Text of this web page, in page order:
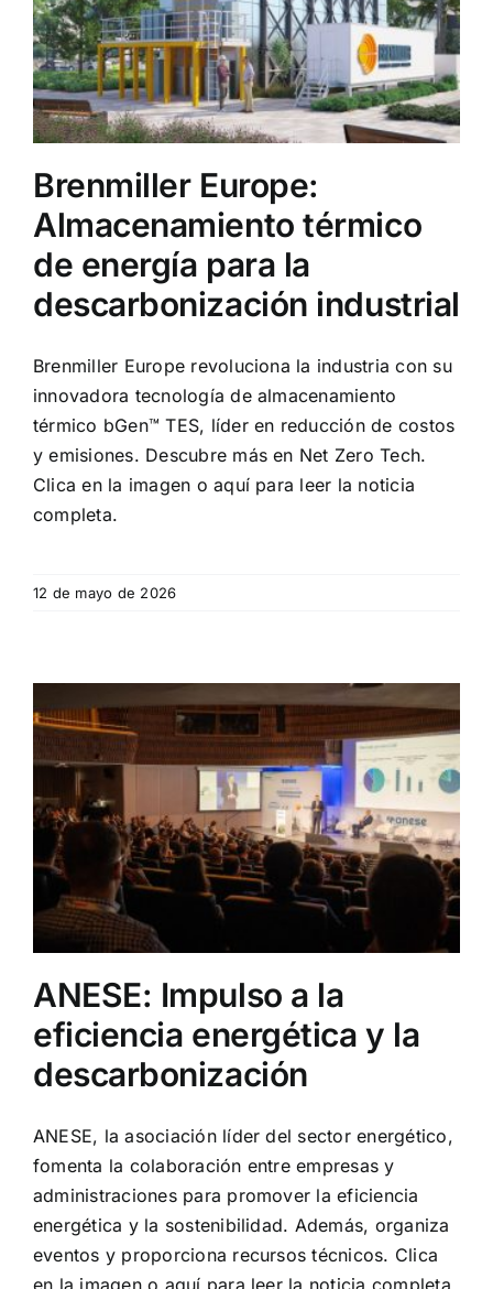
Brenmiller Europe:
Almacenamiento térmico
de energía para la
descarbonización industrial
Brenmiller Europe revoluciona la industria con su
innovadora tecnología de almacenamiento
térmico bGen™ TES, líder en reducción de costos
y emisiones. Descubre más en Net Zero Tech.
Clica en la imagen o aquí para leer la noticia
completa.
12 de mayo de 2026
ANESE: Impulso a la
eficiencia energética y la
descarbonización
ANESE, la asociación líder del sector energético,
fomenta la colaboración entre empresas y
administraciones para promover la eficiencia
energética y la sostenibilidad. Además, organiza
eventos y proporciona recursos técnicos. Clica
en la imagen o aquí para leer la noticia completa.